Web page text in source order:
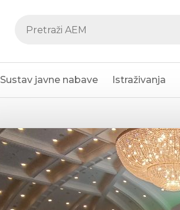
Sustav javne nabave Istraživanja